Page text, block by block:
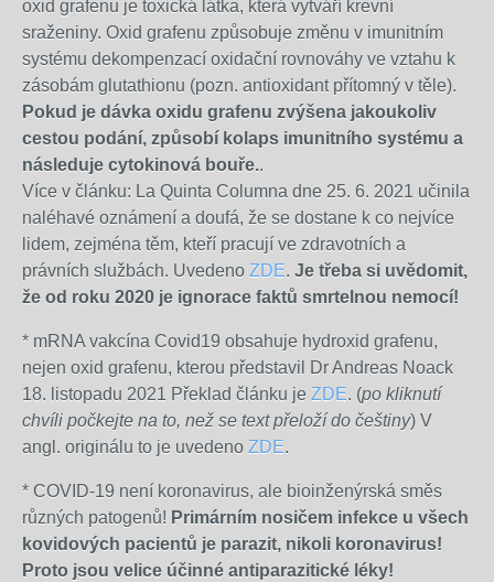
oxid grafenu je toxická látka, která vytváří krevní
sraženiny. Oxid grafenu způsobuje změnu v imunitním
systému dekompenzací oxidační rovnováhy ve vztahu k
zásobám glutathionu (pozn. antioxidant přítomný v těle).
Pokud je dávka oxidu grafenu zvýšena jakoukoliv
cestou podání, způsobí kolaps imunitního systému a
následuje cytokinová bouře..
Více v článku: La Quinta Columna dne 25. 6. 2021 učinila
naléhavé oznámení a doufá, že se dostane k co nejvíce
lidem, zejména těm, kteří pracují ve zdravotních a
právních službách. Uvedeno ZDE. Je třeba si uvědomit,
že od roku 2020 je ignorace faktů smrtelnou nemocí!
* mRNA vakcína Covid19 obsahuje hydroxid grafenu,
nejen oxid grafenu, kterou představil Dr Andreas Noack
18. listopadu 2021 Překlad článku je ZDE. (po kliknutí
chvíli počkejte na to, než se text přeloží do češtiny) V
angl. originálu to je uvedeno ZDE.
* COVID-19 není koronavirus, ale bioinženýrská směs
různých patogenů! Primárním nosičem infekce u všech
kovidových pacientů je parazit, nikoli koronavirus!
Proto jsou velice účinné antiparazitické léky!